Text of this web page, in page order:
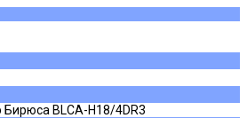
BLCA-H18/4DR3